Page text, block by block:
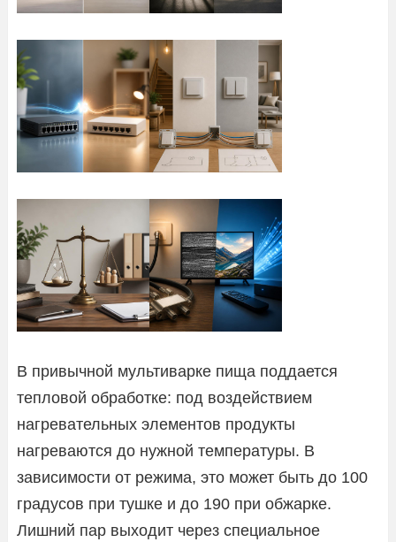
В привычной мультиварке пища поддается
тепловой обработке: под воздействием
нагревательных элементов продукты
нагреваются до нужной температуры. В
зависимости от режима, это может быть до 100
градусов при тушке и до 190 при обжарке.
Лишний пар выходит через специальное